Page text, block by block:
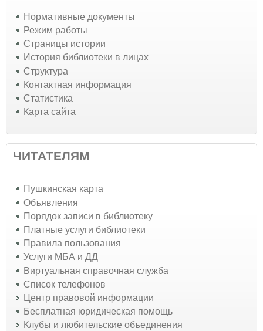
Нормативные документы
Режим работы
Страницы истории
История библиотеки в лицах
Структура
Контактная информация
Статистика
Карта сайта
ЧИТАТЕЛЯМ
Пушкинская карта
Объявления
Порядок записи в библиотеку
Платные услуги библиотеки
Правила пользования
Услуги МБА и ДД
Виртуальная справочная служба
Список телефонов
Центр правовой информации
Бесплатная юридическая помощь
Клубы и любительские объединения